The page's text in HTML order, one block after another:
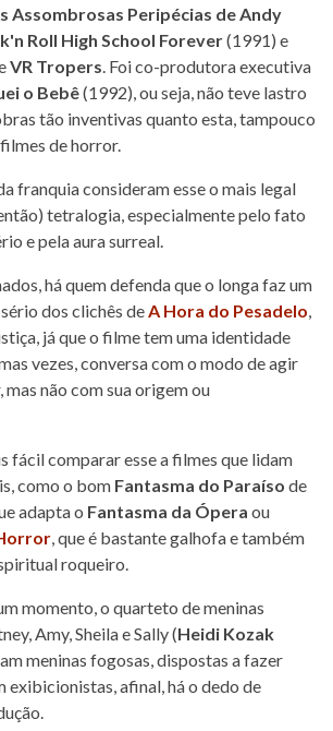
Assombrosas Peripécias de Andy
Roll High School Forever(1991) e
VR Tropers. Foi co-produtora executiva
o Bebê(1992), ou seja, não teve lastro
tão inventivas quanto esta, tampouco
de horror.
franquia consideram esse o mais legal
tetralogia, especialmente pelo fato
e pela aura surreal.
há quem defenda que o longa faz um
dos clichês deA Hora do Pesadelo,
já que o filme tem uma identidade
vezes, conversa com o modo de agir
não com sua origem ou
fácil comparar esse a filmes que lidam
como o bom Fantasma do Paraíso de
adapta o Fantasma da Ópera ou
, que é bastante galhofa e também
roqueiro.
momento, o quarteto de meninas
Amy, Sheila e Sally (Heidi Kozak
meninas fogosas, dispostas a fazer
exibicionistas, afinal, há o dedo de